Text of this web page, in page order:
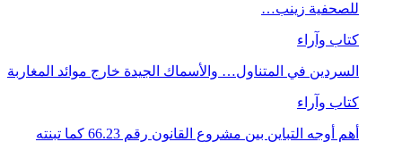
للصحفية زينب…
كتاب وآراء
السردين في المتناول… والأسماك الجيدة خارج موائد المغاربة
كتاب وآراء
أهم أوجه التباين بين مشروع القانون رقم 66.23 كما تبنته